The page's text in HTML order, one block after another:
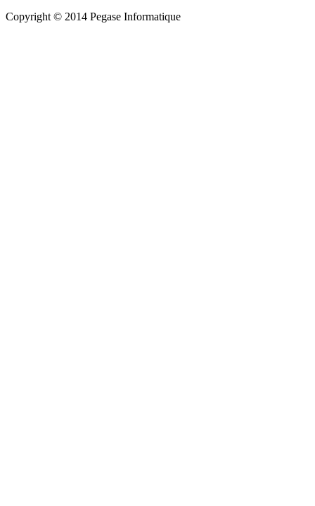
Copyright © 2014 Pegase Informatique